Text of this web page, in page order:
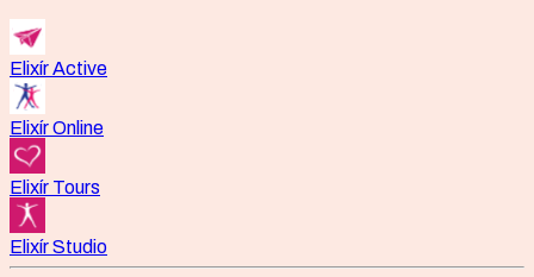
Elixír Active
Elixír Online
Elixír Tours
Elixír Studio